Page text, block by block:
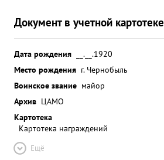
Документ в учетной картотеке
Дата рождения
__.__.1920
Место рождения г. Чернобыль
Воинское звание майор
Архив ЦАМО
Картотека
Картотека награждений
Ещё